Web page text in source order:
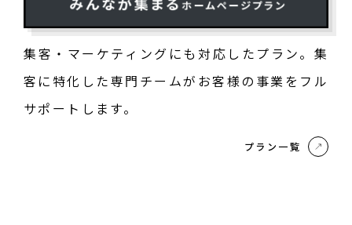
集客・マーケティングにも対応したプラン。集
客に特化した専門チームがお客様の事業をフル
サポートします。
プラン一覧